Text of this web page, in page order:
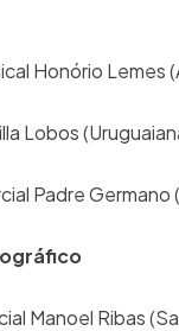
Honório Lemes
Lobos
Padre Germano
Manoel Ribas